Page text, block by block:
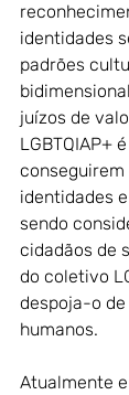
identidades
padrões
juízos de
LGBTQIAP+
identidades
sendo
cidadãos de
do coletivo
despoja-o
humanos.
Atualmente